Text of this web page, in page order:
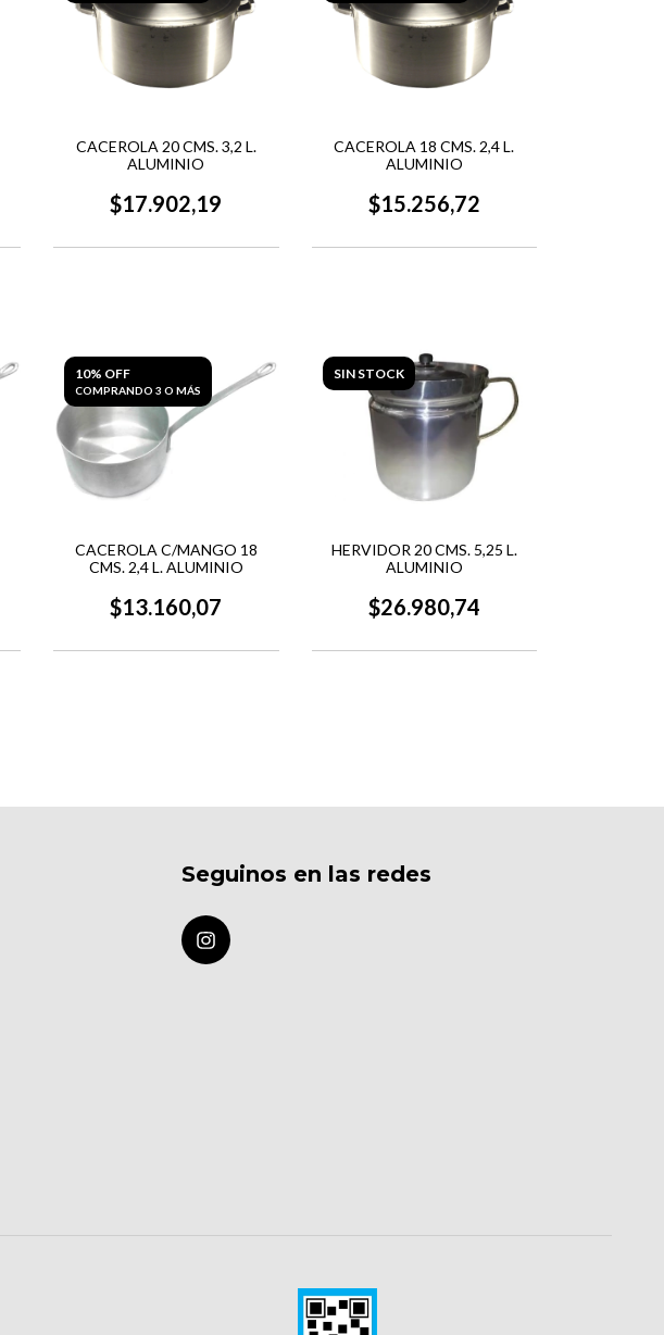
CACEROLA 20 CMS. 3,2 L.
ALUMINIO
$17.902,19
CACEROLA 18 CMS. 2,4 L.
ALUMINIO
$15.256,72
10% OFF
COMPRANDO 3 O MÁS
CACEROLA C/MANGO 18
CMS. 2,4 L. ALUMINIO
$13.160,07
SIN STOCK
HERVIDOR 20 CMS. 5,25 L.
ALUMINIO
$26.980,74
Seguinos en las redes